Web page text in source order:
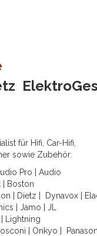
für Hifi, Car-Hifi,
sowie Zubehör.
Pro
Audio
Boston
Dietz Dynavox
Jamo
JL
Lightning
Onkyo